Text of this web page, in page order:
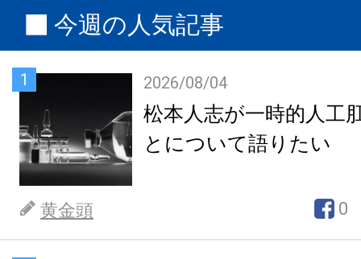
今週の人気記事
1 2026/08/04
松本人志が一時的人工
とについて語りたい
黄金頭 0